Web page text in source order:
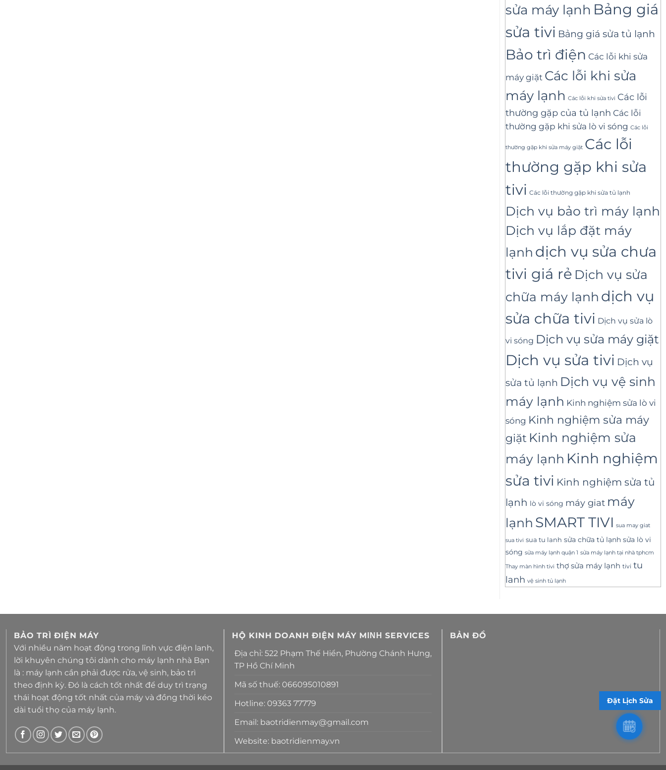
sửa máy lạnh Bảng giá
sửa tivi Bảng giá sửa tủ lạnh
Bảo trì điện Các lỗi khi sửa
máy giặt Các lỗi khi sửa
máy lạnh Các lỗi khi sửa tivi Các lỗi
thường gặp của tủ lạnh Các lỗi
thường gặp khi sửa lò vi sóng Các lỗi
thường gặp khi sửa máy giặt Các lỗi
thường gặp khi sửa
tivi Các lỗi thường gặp khi sửa tủ lạnh
Dịch vụ bảo trì máy lạnh
Dịch vụ lắp đặt máy
lạnh dịch vụ sửa chưa
tivi giá rẻ Dịch vụ sửa
chữa máy lạnh dịch vụ
sửa chữa tivi Dịch vụ sửa lò
vi sóng Dịch vụ sửa máy giặt
Dịch vụ sửa tivi Dịch vụ
sửa tủ lạnh Dịch vụ vệ sinh
máy lạnh Kinh nghiệm sửa lò vi
sóng Kinh nghiệm sửa máy
giặt Kinh nghiệm sửa
máy lạnh Kinh nghiệm
sửa tivi Kinh nghiệm sửa tủ
lạnh lò vi sóng máy giat máy
lạnh SMART TIVI sua may giat
sua tivi sua tu lanh sửa chữa tủ lạnh sửa lò vi
sóng sửa máy lạnh quận 1 sửa máy lạnh tại nhà tphcm
Thay màn hình tivi thợ sửa máy lạnh tivi tu
lanh vệ sinh tủ lạnh
BẢO TRÌ ĐIỆN MÁY
Với nhiều năm hoạt động trong lĩnh vực điện lanh,
lời khuyên chúng tôi dành cho máy lạnh nhà Bạn
là : máy lạnh cần phải được rửa, vệ sinh, bảo trì
theo định kỳ. Đó là cách tốt nhất để duy trì trạng
thái hoạt động tốt nhất của máy và đồng thời kéo
dài tuổi thọ của máy lạnh.
HỘ KINH DOANH ĐIỆN MÁY MΙΝΗ SERVICES
Địa chỉ: 522 Phạm Thế Hiển, Phường Chánh Hưng,
TP Hồ Chí Minh
Mã số thuế: 066095010891
Hotline: 09363 77779
Email: baotridienmay@gmail.com
Website: baotridienmay.vn
BẢN ĐỒ
Đặt Lịch Sửa